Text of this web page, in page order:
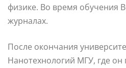
физике. Во время обучения
журналах.
После окончания
Нанотехнологий МГУ, где он